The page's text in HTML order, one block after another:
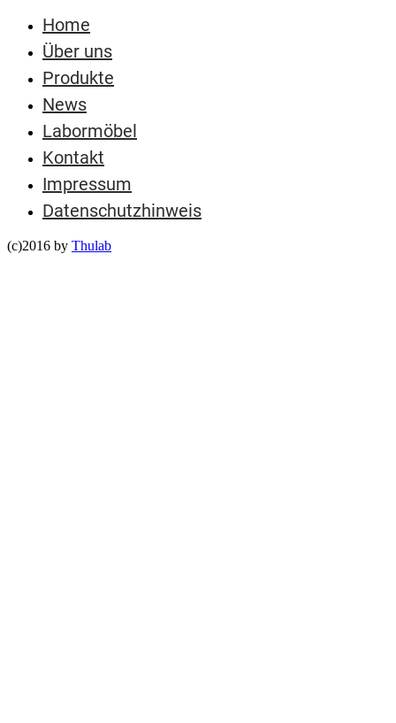
Home
Über uns
Produkte
News
Labormöbel
Kontakt
Impressum
Datenschutzhinweis
(c)2016 by Thulab